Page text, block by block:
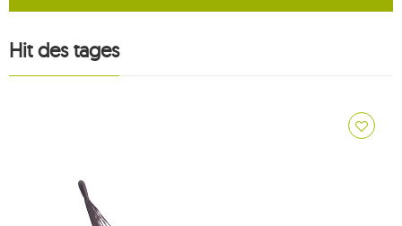
Hit des tages